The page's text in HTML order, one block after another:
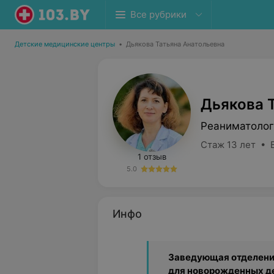
Все рубрики
Детские медицинские центры • Дьякова Татьяна Анатольевна
1 отзыв
5.0
Дьякова
Стаж 13 лет •
Инфо
Заведующая
для новорожденных